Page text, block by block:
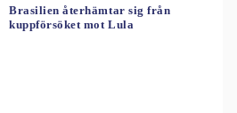
Brasilien återhämtar sig från
kuppförsöket mot Lula